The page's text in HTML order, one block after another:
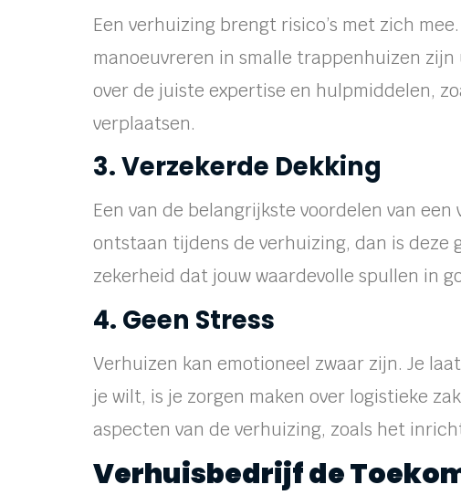
Een verhuizing brengt risico’s met zich
manoeuvreren in smalle trappenhuizen
over de juiste expertise en hulpmiddelen,
verplaatsen.
3. Verzekerde Dekking
Een van de belangrijkste voordelen van
ontstaan tijdens de verhuizing, dan is deze
zekerheid dat jouw waardevolle spullen in
4. Geen Stress
Verhuizen kan emotioneel zwaar zijn. Je
je wilt, is je zorgen maken over logistieke
aspecten van de verhuizing, zoals het
Verhuisbedrijf de